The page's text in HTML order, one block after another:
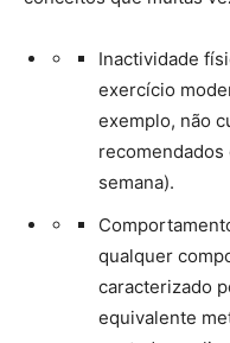
Inactividade
exercício
exemplo, não
semana).
qualquer
caracterizado
equivalente